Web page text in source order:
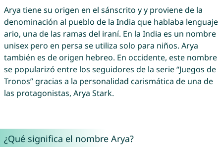
Arya tiene su origen en el sánscrito y y proviene de la
denominación al pueblo de la India que hablaba lenguaje
ario, una de las ramas del iraní. En la India es un nombre
unisex pero en persa se utiliza solo para niños. Arya
también es de origen hebreo. En occidente, este nombre
se popularizó entre los seguidores de la serie “Juegos de
Tronos” gracias a la personalidad carismática de una de
las protagonistas, Arya Stark.
¿Qué significa el nombre Arya?